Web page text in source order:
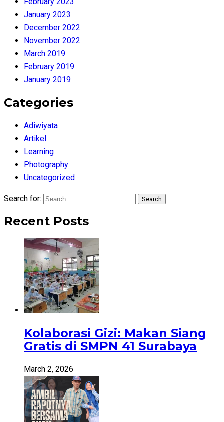
January 2023
December 2022
November 2022
March 2019
February 2019
January 2019
Categories
Adiwiyata
Artikel
Learning
Photography
Uncategorized
Search for: Search
Recent Posts
Kolaborasi Gizi: Makan Siang
Gratis di SMPN 41 Surabaya
March 2, 2026